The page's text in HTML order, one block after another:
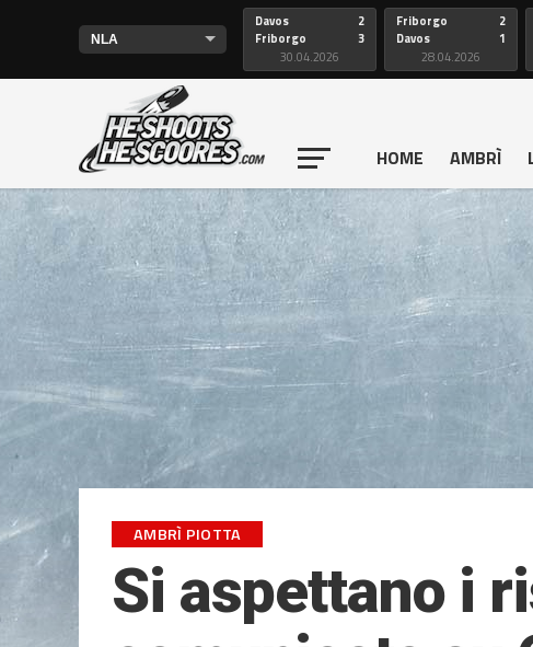
Davos
Friborgo
2
3
30.04.2026
Friborgo
Davos
2
1
28.04.2026
HOME AMBRÌ
AMBRÌ PIOTTA
Si aspettano i